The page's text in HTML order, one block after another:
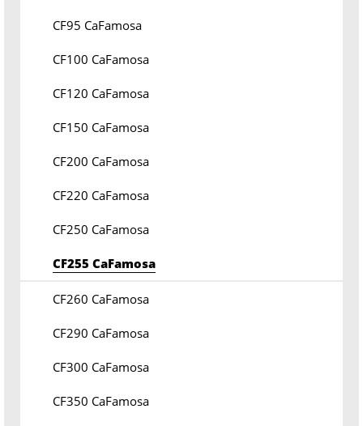
CF95 CaFamosa
CF100 CaFamosa
CF120 CaFamosa
CF150 CaFamosa
CF200 CaFamosa
CF220 CaFamosa
CF250 CaFamosa
CF255 CaFamosa
CF260 CaFamosa
CF290 CaFamosa
CF300 CaFamosa
CF350 CaFamosa